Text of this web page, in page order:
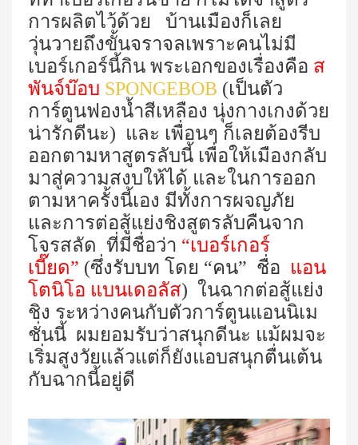
การผลิตไว้ด้วย บ้านเมืองก็เลย
วุ่นวายถึงขั้นจราจลเพราะคนไม่มี
เบอร์เกอร์นี้กิน พระเอกของเรื่องคือ ส
พันจ์บ๊อบ SPONGEBOB (เป็นตัว
การ์ตูนฟองน้ำสีเหลือง นุ่งกางเกงด้วย
น่ารักดีนะ) และ เพื่อนๆ ก็เลยต้องรีบ
ออกตามหาสูตรลับนี้ เพื่อให้เมืองกลับ
มาสู่ความสงบให้ได้ และในการออก
ตามหาครั้งนี้เอง มีทั้งการผจญภัย
และการต่อสู้แย่งชิงสูตรลับคืนจาก
โจรสลัด ที่มีชื่อว่า “เบอร์เกอร์
เบี๊ยด” (ซึ่งรับบท โดย “คน” ชื่อ แอน
โตนิโอ แบนเดอลัส) ในฉากต่อสู้แย่ง
ชิง ระหว่างคนกับตัวการ์ตูนแอนนิเม
ชั่นนี้ ผมยอมรับว่าสนุกดีนะ แม้ผมจะ
เริ่มสูงวัยแล้วแต่ก็ยังแอบสนุกตื่นเต้น
กับฉากนี้อยู่ดี